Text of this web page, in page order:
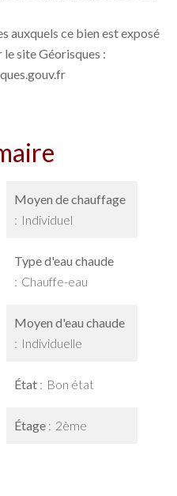
auxquels ce bien est exposé
site Géorisques :
Moyen de chauffage
Individuel
Type d'eau chaude
Chauffe-eau
Moyen d'eau chaude
Individuelle
État Bon état
Étage 2ème